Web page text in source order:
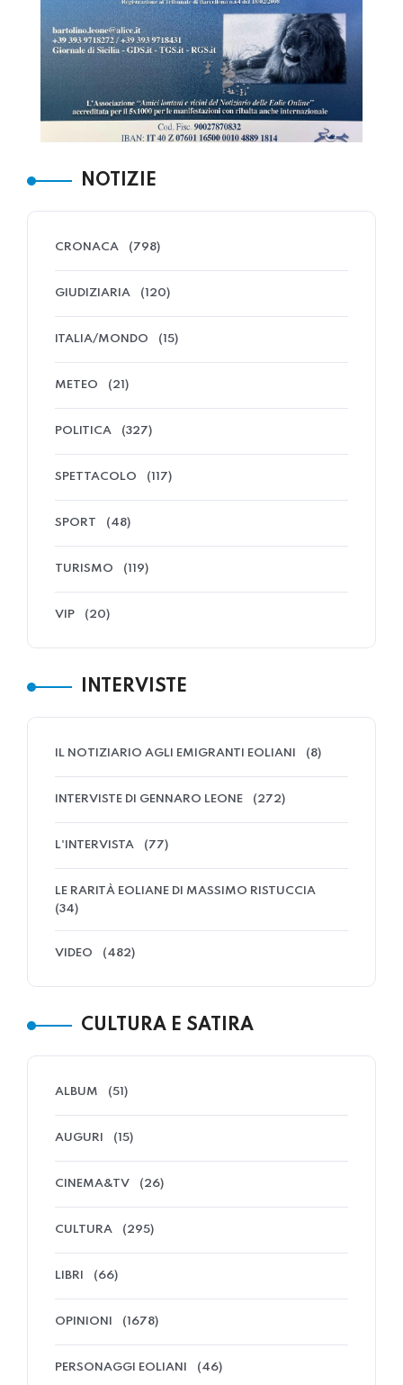
NOTIZIE
CRONACA (798)
GIUDIZIARIA (120)
ITALIA/MONDO (15)
METEO (21)
POLITICA (327)
SPETTACOLO (117)
SPORT (48)
TURISMO (119)
VIP (20)
INTERVISTE
IL NOTIZIARIO AGLI EMIGRANTI EOLIANI (8)
INTERVISTE DI GENNARO LEONE (272)
L'INTERVISTA (77)
LE RARITÀ EOLIANE DI MASSIMO RISTUCCIA
(34)
VIDEO (482)
CULTURA E SATIRA
ALBUM (51)
AUGURI (15)
CINEMA&TV (26)
CULTURA (295)
LIBRI (66)
OPINIONI (1678)
PERSONAGGI EOLIANI (46)